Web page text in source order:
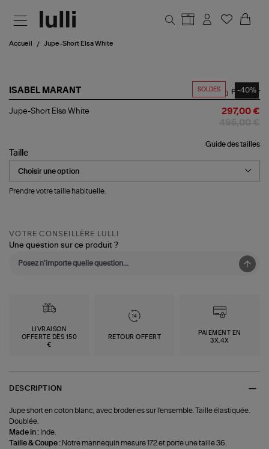
Accueil Jupe-Short Elsa White
SOLDES -40%
ISABEL MARANT
Jupe-
Partager
Jupe-Short Elsa White 297,00 €
Guide des tailles
Taille
Prendre votre taille habituelle.
VOTRE CONSEILLÈRE LULLI
Une question sur ce produit ?
LIVRAISON
OFFERTE DÈS 150
€
RETOUR OFFERT
PAIEMENT EN
3X,4X
DESCRIPTION
Jupe short en coton blanc, avec broderies sur l'ensemble. Taille élastiquée.
Doublée.
Made in : Inde.
Taille & Coupe : Notre mannequin mesure 172 et porte une taille 36.